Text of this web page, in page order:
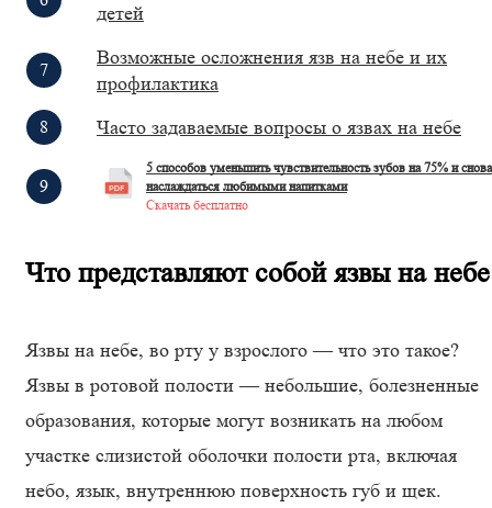
детей
Возможные осложнения язв на небе и их
профилактика
Часто задаваемые вопросы о язвах на небе
5 способов уменьшить чувствительность зубов на 75% и снова
наслаждаться любимыми напитками
Скачать бесплатно
Что представляют собой язвы на небе
Язвы на небе, во рту у взрослого — что это такое?
Язвы в ротовой полости — небольшие, болезненные
образования, которые могут возникать на любом
участке слизистой оболочки полости рта, включая
небо, язык, внутреннюю поверхность губ и щек.